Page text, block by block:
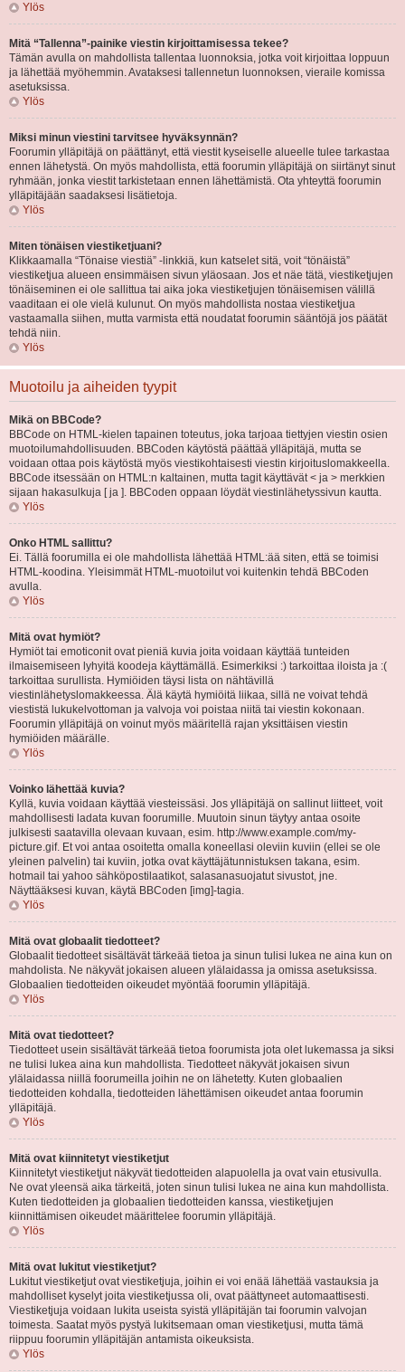
Ylös
Mitä “Tallenna”-painike viestin kirjoittamisessa tekee?
Tämän avulla on mahdollista tallentaa luonnoksia, jotka voit kirjoittaa loppuun
ja lähettää myöhemmin. Avataksesi tallennetun luonnoksen, vieraile komissa
asetuksissa.
Ylös
Miksi minun viestini tarvitsee hyväksynnän?
Foorumin ylläpitäjä on päättänyt, että viestit kyseiselle alueelle tulee tarkastaa
ennen lähetystä. On myös mahdollista, että foorumin ylläpitäjä on siirtänyt sinut
ryhmään, jonka viestit tarkistetaan ennen lähettämistä. Ota yhteyttä foorumin
ylläpitäjään saadaksesi lisätietoja.
Ylös
Miten tönäisen viestiketjuani?
Klikkaamalla “Tönaise viestiä” -linkkiä, kun katselet sitä, voit “tönäistä”
viestiketjua alueen ensimmäisen sivun yläosaan. Jos et näe tätä, viestiketjujen
tönäiseminen ei ole sallittua tai aika joka viestiketjujen tönäisemisen välillä
vaaditaan ei ole vielä kulunut. On myös mahdollista nostaa viestiketjua
vastaamalla siihen, mutta varmista että noudatat foorumin sääntöjä jos päätät
tehdä niin.
Ylös
Muotoilu ja aiheiden tyypit
Mikä on BBCode?
BBCode on HTML-kielen tapainen toteutus, joka tarjoaa tiettyjen viestin osien
muotoilumahdollisuuden. BBCoden käytöstä päättää ylläpitäjä, mutta se
voidaan ottaa pois käytöstä myös viestikohtaisesti viestin kirjoituslomakkeella.
BBCode itsessään on HTML:n kaltainen, mutta tagit käyttävät < ja > merkkien
sijaan hakasulkuja [ ja ]. BBCoden oppaan löydät viestinlähetyssivun kautta.
Ylös
Onko HTML sallittu?
Ei. Tällä foorumilla ei ole mahdollista lähettää HTML:ää siten, että se toimisi
HTML-koodina. Yleisimmät HTML-muotoilut voi kuitenkin tehdä BBCoden
avulla.
Ylös
Mitä ovat hymiöt?
Hymiöt tai emoticonit ovat pieniä kuvia joita voidaan käyttää tunteiden
ilmaisemiseen lyhyitä koodeja käyttämällä. Esimerkiksi :) tarkoittaa iloista ja :(
tarkoittaa surullista. Hymiöiden täysi lista on nähtävillä
viestinlähetyslomakkeessa. Älä käytä hymiöitä liikaa, sillä ne voivat tehdä
viestistä lukukelvottoman ja valvoja voi poistaa niitä tai viestin kokonaan.
Foorumin ylläpitäjä on voinut myös määritellä rajan yksittäisen viestin
hymiöiden määrälle.
Ylös
Voinko lähettää kuvia?
Kyllä, kuvia voidaan käyttää viesteissäsi. Jos ylläpitäjä on sallinut liitteet, voit
mahdollisesti ladata kuvan foorumille. Muutoin sinun täytyy antaa osoite
julkisesti saatavilla olevaan kuvaan, esim. http://www.example.com/my-
picture.gif. Et voi antaa osoitetta omalla koneellasi oleviin kuviin (ellei se ole
yleinen palvelin) tai kuviin, jotka ovat käyttäjätunnistuksen takana, esim.
hotmail tai yahoo sähköpostilaatikot, salasanasuojatut sivustot, jne.
Näyttääksesi kuvan, käytä BBCoden [img]-tagia.
Ylös
Mitä ovat globaalit tiedotteet?
Globaalit tiedotteet sisältävät tärkeää tietoa ja sinun tulisi lukea ne aina kun on
mahdolista. Ne näkyvät jokaisen alueen ylälaidassa ja omissa asetuksissa.
Globaalien tiedotteiden oikeudet myöntää foorumin ylläpitäjä.
Ylös
Mitä ovat tiedotteet?
Tiedotteet usein sisältävät tärkeää tietoa foorumista jota olet lukemassa ja siksi
ne tulisi lukea aina kun mahdollista. Tiedotteet näkyvät jokaisen sivun
ylälaidassa niillä foorumeilla joihin ne on lähetetty. Kuten globaalien
tiedotteiden kohdalla, tiedotteiden lähettämisen oikeudet antaa foorumin
ylläpitäjä.
Ylös
Mitä ovat kiinnitetyt viestiketjut
Kiinnitetyt viestiketjut näkyvät tiedotteiden alapuolella ja ovat vain etusivulla.
Ne ovat yleensä aika tärkeitä, joten sinun tulisi lukea ne aina kun mahdollista.
Kuten tiedotteiden ja globaalien tiedotteiden kanssa, viestiketjujen
kiinnittämisen oikeudet määrittelee foorumin ylläpitäjä.
Ylös
Mitä ovat lukitut viestiketjut?
Lukitut viestiketjut ovat viestiketjuja, joihin ei voi enää lähettää vastauksia ja
mahdolliset kyselyt joita viestiketjussa oli, ovat päättyneet automaattisesti.
Viestiketjuja voidaan lukita useista syistä ylläpitäjän tai foorumin valvojan
toimesta. Saatat myös pystyä lukitsemaan oman viestiketjusi, mutta tämä
riippuu foorumin ylläpitäjän antamista oikeuksista.
Ylös